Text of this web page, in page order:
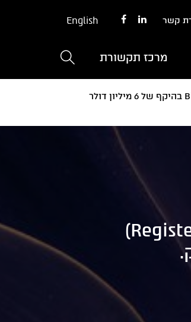
קשר English
מרכז תקשורת
גורניצקי ייצגו את JonesTrading בהצעה (Registered Direct Offering) של חברת BioLineRx בהיקף של 6 מיליון דולר
גורניצקי ייצגו את JonesTrading בהצעה (Registered Direct Offering)